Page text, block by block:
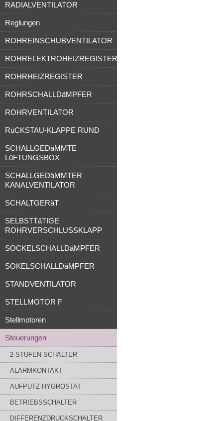
RADIALVENTILATOR
Reglungen
ROHREINSCHUBVENTILATOR
ROHRELEKTROHEIZREGISTER
ROHRHEIZREGISTER
ROHRSCHALLDäMPFER
ROHRVENTILATOR
RüCKSTAU-KLAPPE RUND
SCHALLGEDäMMTE
LüFTUNGSBOX
SCHALLGEDäMMTER
KANALVENTILATOR
SCHALTGERäT
SELBSTTäTIGE
ROHRVERSCHLUSSKLAPP
SOCKELSCHALLDäMPFER
SOKELSCHALLDäMPFER
STANDVENTILATOR
STELLMOTOR F
Stellmotoren
Steuerungen
2-STUFEN-SCHALTER
ALARMKONTAKT
AUFPUTZ-HYGROSTAT
BETRIEBSSCHALTER
DIFFERENZDRUCKSCHALTER